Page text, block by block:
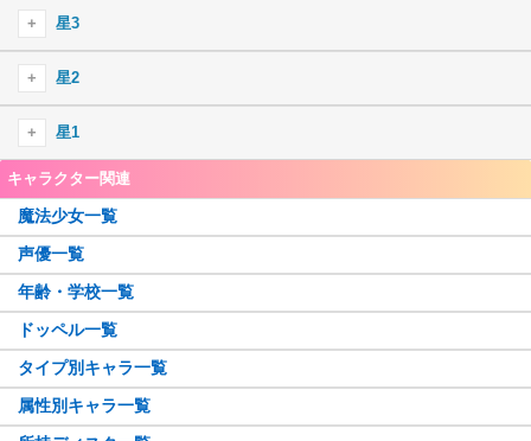
星4火
御園かりん
十咎ももこ
佐倉杏子
眞尾ひみか
天乃鈴音
羽川翼
神原駿河
里見灯花
高町なのは
エリザ
水着杏子
星4水
水波レナ
静海このは
美樹さやか
梢麻友
水着いろは
八九寺真宵
水着天音姉妹
土岐すなお
晴着さやか
星4木
巴マミ
ホーリーマミ
ホーリーアリナ
アリナ・グレイ
相野みと
千石撫子
柊ねむ
広江ちはる
星4光
アルティメットまどか
鹿目まどか
晴着まどか
粟根こころ
タルト
和泉十七夜
星4闇
暁美ほむら
呉キリカ
五十鈴れん
かずみ
天音月夜
星4無
八雲みたま
晴着みたま
リヴィア・メディロス
星3
星3火
綾野梨花
ウワサの鶴乃
江利あいみ
伊吹れいら
牧カオル
観鳥令
三穂野せいら
智珠らんか
枇々木めぐる
星3水
詩音千里
竜城明日香
常盤ななか
純美雨
御崎海香
メリッサ
吉良てまり
由貴真里愛
星3木
秋野かえで
千歳ゆま
安名メル
八神はやて
恵萌花
青葉ちか
星3光
美国織莉子
加賀見まさら
遊佐葉月
まどか先輩
天音月咲
星3闇
阿見莉愛
毬子あやか
成見亜里紗
星2
由比鶴乃
胡桃まなか
三栗あやめ
七海やちよ
志伸あきら
空穂夏希
桑水せいか
二葉さな
夏目かこ
星1
環いろは
黒(匿名希望)
キャラクター関連
魔法少女一覧
声優一覧
年齢・学校一覧
ドッペル一覧
タイプ別キャラ一覧
属性別キャラ一覧